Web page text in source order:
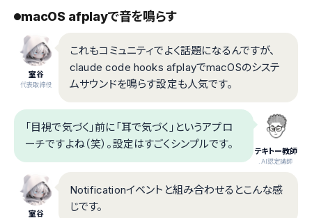
macOS afplayで音を鳴らす
室谷
代表取締役
これもコミュニティでよく話題になるんですが、
claude code hooks afplayでmacOSのシステ
ムサウンドを鳴らす設定も人気です。
テキトー教師
.AI認定講師
「目視で気づく」前に「耳で気づく」というアプロ
ーチですよね（笑）。設定はすごくシンプルです。
室谷
Notificationイベントと組み合わせるとこんな感
じです。